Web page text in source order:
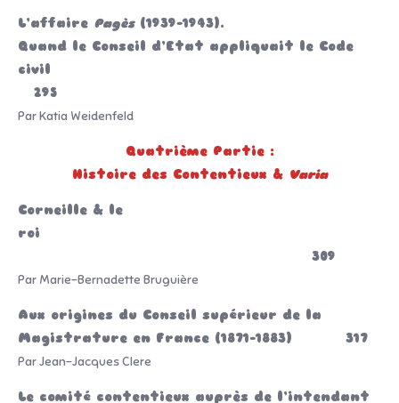
L’affaire Pagès(1939-1943).
Quand le Conseil d’Etat appliquait le Code
civil
295
Par Katia Weidenfeld
Quatrième Partie :
Histoire des Contentieux & Varia
Corneille & le
roi
309
Par Marie-Bernadette Bruguière
Aux origines du Conseil supérieur de la
Magistrature en France (1871-1883) 317
Par Jean-Jacques Clere
Le comité contentieux auprès de l’intendant